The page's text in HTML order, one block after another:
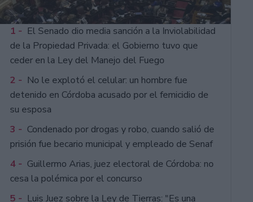
1 - El Senado dio media sanción a la Inviolabilidad
de la Propiedad Privada: el Gobierno tuvo que
ceder en la Ley del Manejo del Fuego
2 - No le explotó el celular: un hombre fue
detenido en Córdoba acusado por el femicidio de
su esposa
3 - Condenado por drogas y robo, cuando salió de
prisión fue becario municipal y empleado de Senaf
4 - Guillermo Arias, juez electoral de Córdoba: no
cesa la polémica por el concurso
5 - Luis Juez sobre la Ley de Tierras: "Es una